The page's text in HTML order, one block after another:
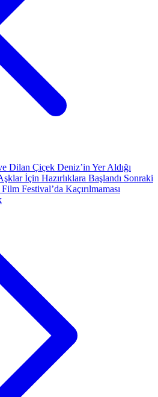
Dilan Çiçek Deniz’in Yer Aldığı
İçin Hazırlıklara Başlandı Sonraki
Festival’da Kaçırılmaması